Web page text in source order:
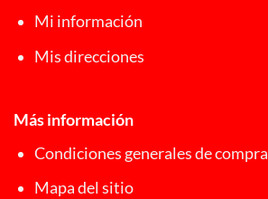
Mi información
Mis direcciones
Más información
Condiciones generales de compra
Mapa del sitio